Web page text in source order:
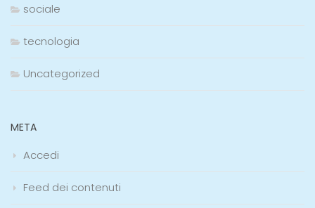
sociale
tecnologia
Uncategorized
META
Accedi
Feed dei contenuti